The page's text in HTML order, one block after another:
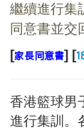
繼續進行集
同意書並交
[家長同意書] [
香港籃球男
進行集訓。